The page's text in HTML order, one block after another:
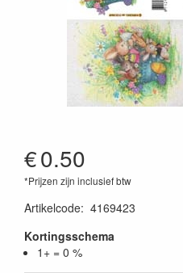
€0.50
*Prijzen zijn inclusief btw
Artikelcode: 4169423
Kortingsschema
1+ = 0 %